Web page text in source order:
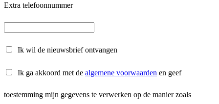
Extra telefoonnummer
Ik wil de nieuwsbrief ontvangen
Ik ga akkoord met de algemene voorwaarden en geef
toestemming mijn gegevens te verwerken op de manier zoals